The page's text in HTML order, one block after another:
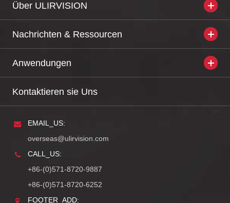
Über ULIRVISION
Nachrichten & Ressourcen
Anwendungen
Kontaktieren sie Uns
EMAIL_US:
overseas@ulirvision.com
CALL_US:
+86-(0)571-8720-9887
+86-(0)571-8720-6252
FOOTER_ADD: